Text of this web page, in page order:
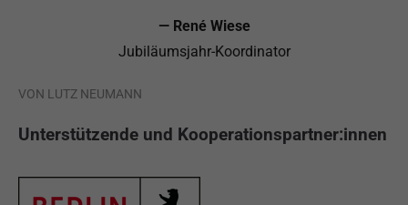
— René Wiese
Jubiläumsjahr-Koordinator
VON LUTZ NEUMANN
Unterstützende und Kooperationspartner:innen